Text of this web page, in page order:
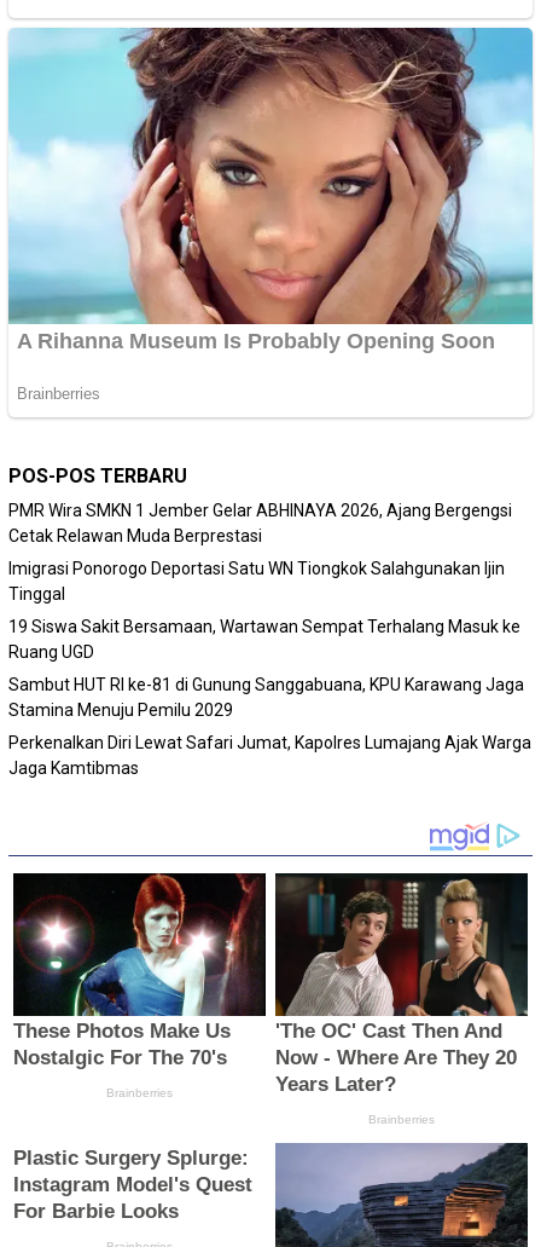
POS-POS TERBARU
PMR Wira SMKN 1 Jember Gelar ABHINAYA 2026, Ajang Bergengsi
Cetak Relawan Muda Berprestasi
Imigrasi Ponorogo Deportasi Satu WN Tiongkok Salahgunakan Ijin
Tinggal
19 Siswa Sakit Bersamaan, Wartawan Sempat Terhalang Masuk ke
Ruang UGD
Sambut HUT RI ke-81 di Gunung Sanggabuana, KPU Karawang Jaga
Stamina Menuju Pemilu 2029
Perkenalkan Diri Lewat Safari Jumat, Kapolres Lumajang Ajak Warga
Jaga Kamtibmas